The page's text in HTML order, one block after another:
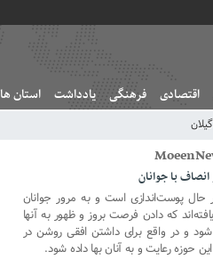
اقتصادی فرهنگی یادداشت استان ها
با جوانان
حال پوست‌اندازی است و به مرور جوانان
که دادن فرصت بروز و ظهور به آنها
شود و در واقع برای داشتن افقی روشن در
حوزه رعایت و به آنان بها داده شود.